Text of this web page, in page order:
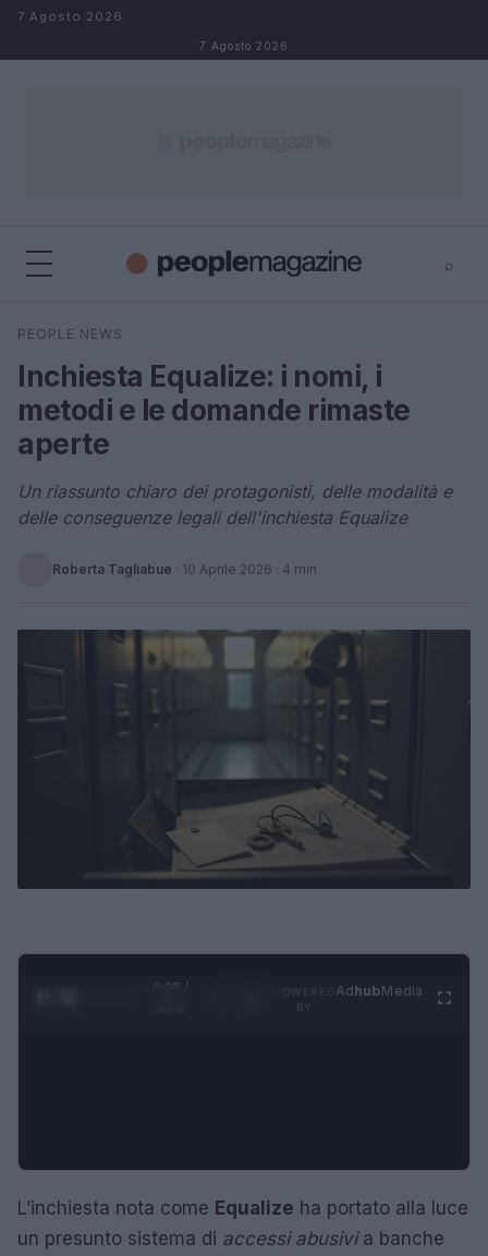
Salta al contenuto
7 Agosto 2026
7 Agosto 2026
⌕
Cerca
PEOPLE NEWS
Inchiesta Equalize: i nomi, i
metodi e le domande rimaste
aperte
Un riassunto chiaro dei protagonisti, delle modalità e
delle conseguenze legali dell'inchiesta Equalize
Roberta Tagliabue · 10 Aprile 2026 · 4 min
0:28 /
AdhubMedia
L’inchiesta nota come Equalize ha portato alla luce
un presunto sistema di accessi abusivia banche